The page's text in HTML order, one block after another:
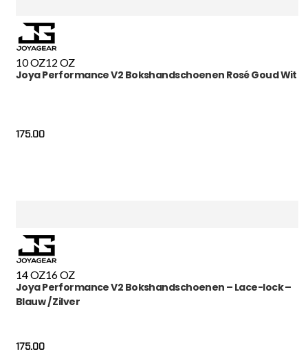
10 OZ12 OZ
Joya Performance V2 Bokshandschoenen Rosé Goud Wit
175.00
14 OZ16 OZ
Joya Performance V2 Bokshandschoenen – Lace-lock –
Blauw / Zilver
175.00